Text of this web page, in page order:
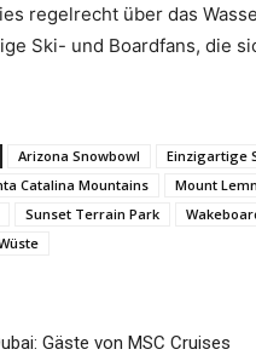
regelrecht über das
Ski- und Boardfans, die
Arizona Snowbowl Einzigartige
Catalina Mountains
Mount
Sunset Terrain Park
Gäste von MSC Cruises